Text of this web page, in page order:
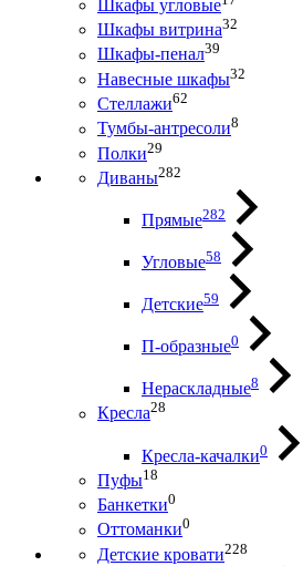
Шкафы угловые
Шкафы витрина32
Шкафы-пенал39
Навесные шкафы32
Стеллажи62
Тумбы-антресоли8
Полки29
Диваны282
Прямые282
Угловые58
Детские59
П-образные0
Нераскладные8
Кресла28
Кресла-качалки0
Пуфы18
Банкетки0
Оттоманки0
Детские кровати228